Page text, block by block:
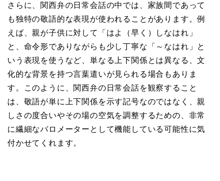
さらに、関西弁の日常会話の中では、家族間であって
も独特の敬語的な表現が使われることがあります。例
えば、親が子供に対して「はよ（早く）しなはれ」
と、命令形でありながらも少し丁寧な「～なはれ」と
いう表現を使うなど、単なる上下関係とは異なる、文
化的な背景を持つ言葉遣いが見られる場合もありま
す。このように、関西弁の日常会話を観察すること
は、敬語が単に上下関係を示す記号なのではなく、親
しさの度合いやその場の空気を調整するための、非常
に繊細なバロメーターとして機能している可能性に気
付かせてくれます。